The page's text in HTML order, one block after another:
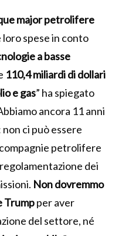
major petrolifere
loro spese in conto
a basse
110,4 miliardi di dollari
e gas” ha spiegato
ancora 11 anni
ci può essere
petrolifere
dei
Non dovremmo
Trumpper aver
del settore, né